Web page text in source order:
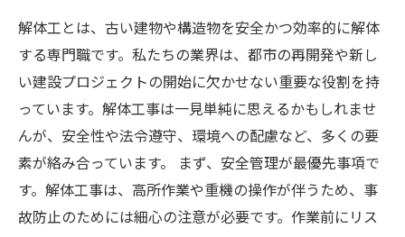
解体工とは、古い建物や構造物を安全かつ効率的に解体
する専門職です。私たちの業界は、都市の再開発や新し
い建設プロジェクトの開始に欠かせない重要な役割を持
っています。解体工事は一見単純に思えるかもしれませ
んが、安全性や法令遵守、環境への配慮など、多くの要
素が絡み合っています。 まず、安全管理が最優先事項で
す。解体工事は、高所作業や重機の操作が伴うため、事
故防止のためには細心の注意が必要です。作業前にリス